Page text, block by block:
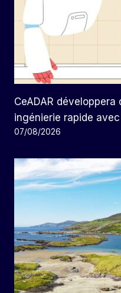
CeADAR
ingénierie rapide
07/08/2026